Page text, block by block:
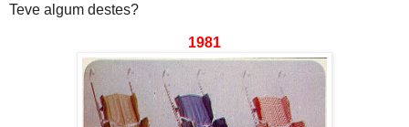
Teve algum destes?
1981